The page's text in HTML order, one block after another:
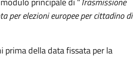
per elezioni europee per cittadino di
prima della data fissata per la